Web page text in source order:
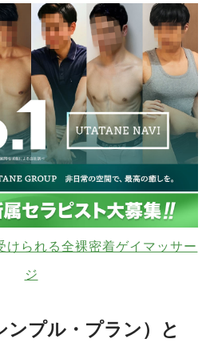
けられる全裸密着ゲイマッサー
ジ
ンプル・プラン）と